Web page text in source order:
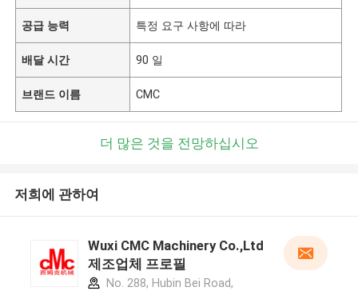
공급 능력 특정 요구 사항에 따라
배달 시간 90 일
브랜드 이름 CMC
더 많은 것을 전망하십시오
저희에 관하여
Wuxi CMC Machinery Co.,Ltd
제조업체 프로필
No. 288, Hubin Bei Road,